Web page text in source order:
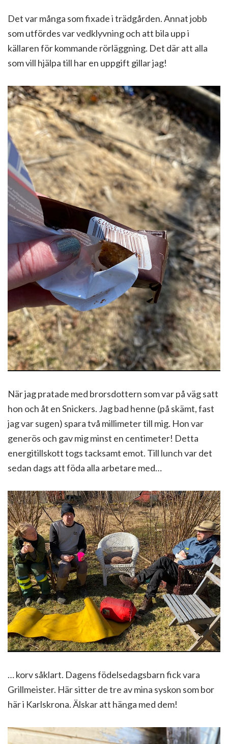
Det var många som fixade i trädgården. Annat jobb
som utfördes var vedklyvning och att bila upp i
källaren för kommande rörläggning. Det där att alla
som vill hjälpa till har en uppgift gillar jag!
När jag pratade med brorsdottern som var på väg satt
hon och åt en Snickers. Jag bad henne (på skämt, fast
jag var sugen) spara två millimeter till mig. Hon var
generös och gav mig minst en centimeter! Detta
energitillskott togs tacksamt emot. Till lunch var det
sedan dags att föda alla arbetare med…
… korv såklart. Dagens födelsedagsbarn fick vara
Grillmeister. Här sitter de tre av mina syskon som bor
här i Karlskrona. Älskar att hänga med dem!